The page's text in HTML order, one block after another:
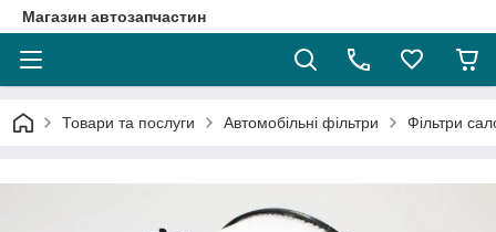
Магазин автозапчастин
Товари та послуги Автомобільні фільтри Фільтри